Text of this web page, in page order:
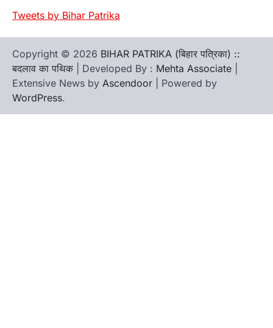
Tweets by Bihar Patrika
Copyright © 2026 BIHAR PATRIKA (बिहार पत्रिका) ::
बदलाव का पथिक | Developed By : Mehta Associate
Extensive News by Ascendoor | Powered by
WordPress.